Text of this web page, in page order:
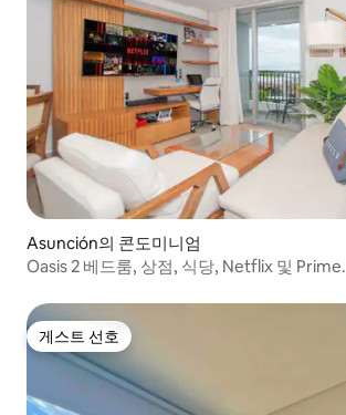
Asunción의 콘도미니엄
Oasis 2 베드룸, 상점, 식당, Netflix 및 Prime.
게스트 선호
게스트 선호